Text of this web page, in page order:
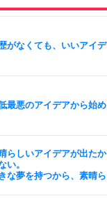
がなくても、いいアイデ
最悪のアイデアから始
らしいアイデアが出た
い。
な夢を持つから、素晴ら